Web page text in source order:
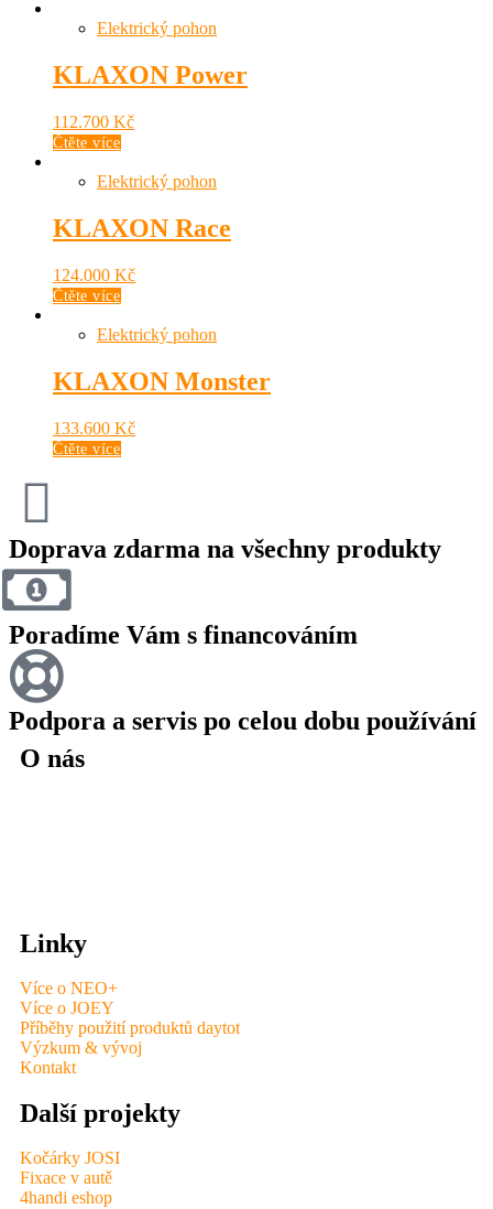
Elektrický pohon
KLAXON Power
112.700 Kč
Čtěte více
Elektrický pohon
KLAXON Race
124.000 Kč
Čtěte více
Elektrický pohon
KLAXON Monster
133.600 Kč
Čtěte více
Doprava zdarma na všechny produkty
Poradíme Vám s financováním
Podpora a servis po celou dobu používání
O nás
Linky
Více o NEO+
Více o JOEY
Příběhy použití produktů daytot
Výzkum & vývoj
Kontakt
Další projekty
Kočárky JOSI
Fixace v autě
4handi eshop